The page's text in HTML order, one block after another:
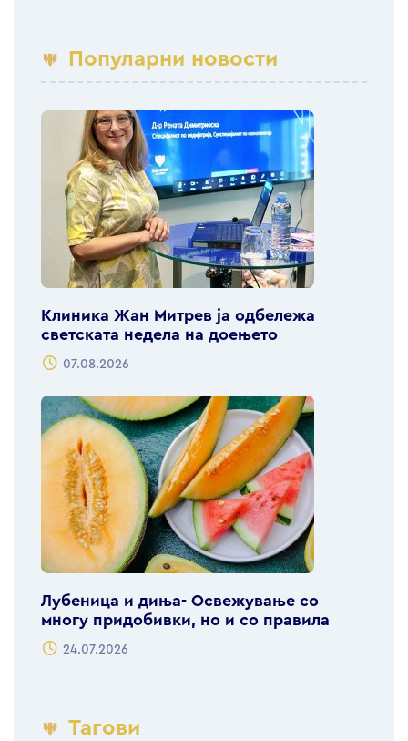
Популарни новости
Клиника Жан Митрев ја одбележа
светската недела на доењето
07.08.2026
Лубеница и диња- Освежување со
многу придобивки, но и со правила
24.07.2026
Тагови